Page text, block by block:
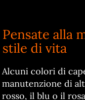
Pensate alla
stile di vita
Alcuni colori di
manutenzione di
rosso, il blu o il